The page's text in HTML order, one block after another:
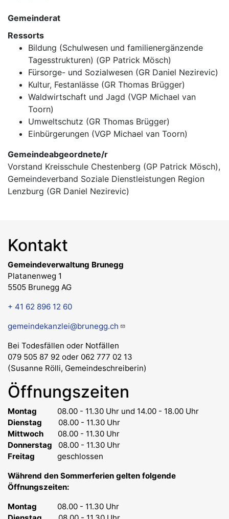
Gemeinderat
Ressorts
Bildung (Schulwesen und familienergänzende
Tagesstrukturen) (GP Patrick Mösch)
Fürsorge- und Sozialwesen (GR Daniel Nezirevic)
Kultur, Festanlässe (GR Thomas Brügger)
Waldwirtschaft und Jagd (VGP Michael van
Toorn)
Umweltschutz (GR Thomas Brügger)
Einbürgerungen (VGP Michael van Toorn)
Gemeindeabgeordnete/r
Vorstand Kreisschule Chestenberg (GP Patrick Mösch),
Gemeindeverband Soziale Dienstleistungen Region
Lenzburg (GR Daniel Nezirevic)
Kontakt
Gemeindeverwaltung Brunegg
Platanenweg 1
5505 Brunegg AG
+ 41 62 896 12 60
gemeindekanzlei@brunegg.ch
Bei Todesfällen oder Notfällen
079 505 87 92 oder 062 777 02 13
(Susanne Rölli, Gemeindeschreiberin)
Öffnungszeiten
Montag 08.00 - 11.30 Uhr und 14.00 - 18.00 Uhr
Dienstag 08.00 - 11.30 Uhr
Mittwoch 08.00 - 11.30 Uhr
Donnerstag 08.00 - 11.30 Uhr
Freitag geschlossen
Während den Sommerferien gelten folgende
Öffnungszeiten:
Montag 08.00 - 11.30 Uhr